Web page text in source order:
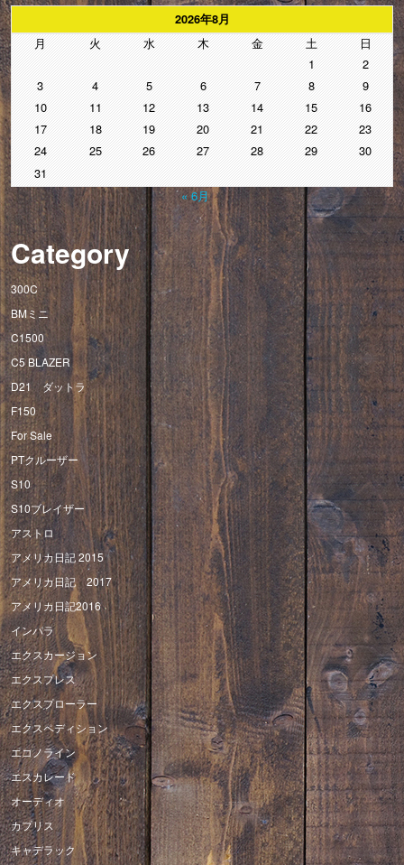
2026年8月
月 火 水 木 金 土
日
1
2
3
4 5 6 7 8
9
10
11 12 13 14 15
16
17
18 19 20 21 22
23
24
25 26 27 28 29
30
31
« 6月
Category
300C
BMミニ
C1500
C5 BLAZER
D21 ダットラ
F150
For Sale
PTクルーザー
S10
S10ブレイザー
アストロ
アメリカ日記 2015
アメリカ日記 2017
アメリカ日記2016
インパラ
エクスカージョン
エクスプレス
エクスプローラー
エクスペディション
エコノライン
エスカレード
オーディオ
カプリス
キャデラック